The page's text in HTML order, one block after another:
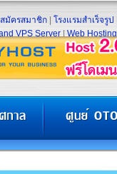
สมัครสมาชิก โรงแรมสำเร็จรูป
VPS Server Web Hosting